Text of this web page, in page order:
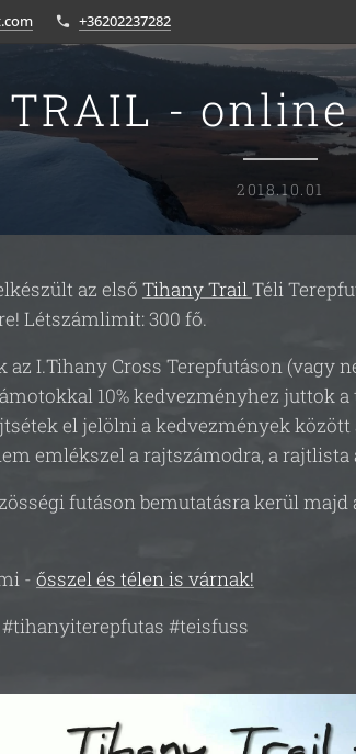
+36202237282
-
2018.10.01
az első Tihany TrailTéli
Létszámlimit: 300 fő.
I.Tihany Cross Terepfutáson (vagy
10% kedvezményhez juttok
el jelölni a kedvezmények
emlékszel a rajtszámodra, a rajtlista
futáson bemutatásra kerül majd
- ősszel és télen is várnak!
#teisfuss